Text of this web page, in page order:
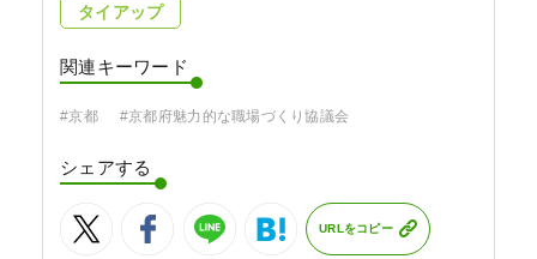
タイアップ
関連キーワード
#京都 #京都府魅力的な職場づくり協議会
シェアする
URLをコピー